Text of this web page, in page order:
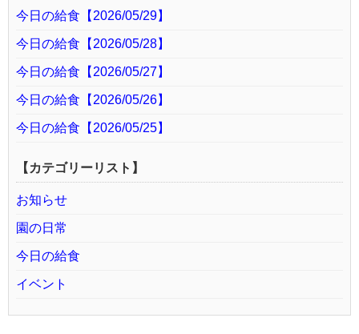
今日の給食【2026/05/29】
今日の給食【2026/05/28】
今日の給食【2026/05/27】
今日の給食【2026/05/26】
今日の給食【2026/05/25】
【カテゴリーリスト】
お知らせ
園の日常
今日の給食
イベント